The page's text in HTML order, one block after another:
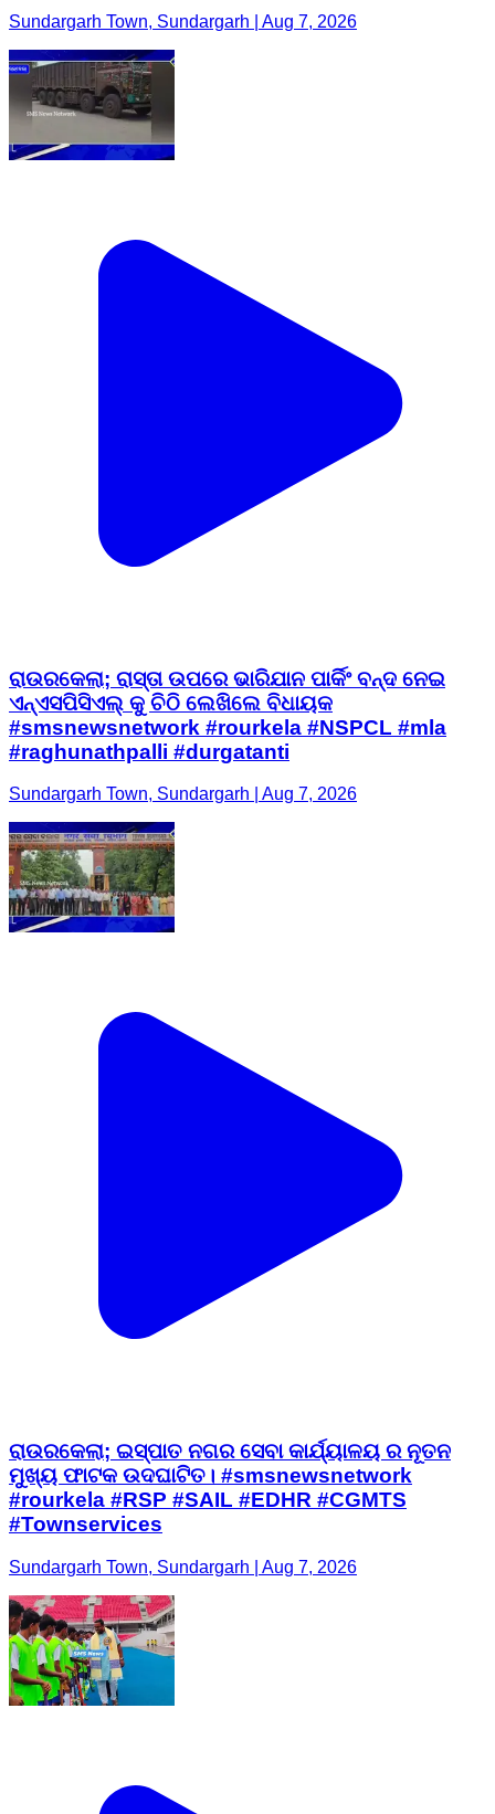
Sundargarh Town, Sundargarh | Aug 7, 2026
ରାଉରକେଲା; ରାସ୍ତା ଉପରେ ଭାରିଯାନ ପାର୍କିଂ ବନ୍ଦ ନେଇ
ଏନ୍ଏସପିସିଏଲ୍ କୁ ଚିଠି ଲେଖିଲେ ବିଧାୟକ
#smsnewsnetwork #rourkela #NSPCL #mla
#raghunathpalli #durgatanti
Sundargarh Town, Sundargarh | Aug 7, 2026
ରାଉରକେଲା; ଇସ୍ପାତ ନଗର ସେବା କାର୍ଯ୍ୟାଳୟ ର ନୂତନ
ମୁଖ୍ୟ ଫାଟକ ଉଦଘାଟିତ। #smsnewsnetwork
#rourkela #RSP #SAIL #EDHR #CGMTS
#Townservices
Sundargarh Town, Sundargarh | Aug 7, 2026